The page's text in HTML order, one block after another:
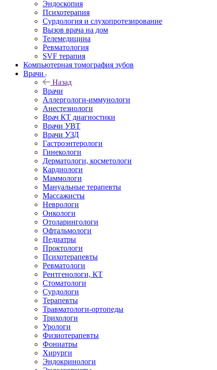
Эндоскопия
Психотерапия
Сурдология и слухопротезирование
Вызов врача на дом
Телемедицина
Ревматология
SVF терапия
Компьютерная томография зубов
Врачи
Назад
Врачи
Аллергологи-иммунологи
Анестезиологи
Врач КТ диагностики
Врачи УВТ
Врачи УЗД
Гастроэнтерологи
Гинекологи
Дерматологи, косметологи
Кардиологи
Маммологи
Мануальные терапевты
Массажисты
Неврологи
Онкологи
Отоларингологи
Офтальмологи
Педиатры
Проктологи
Психотерапевты
Ревматологи
Рентгенологи, КТ
Стоматологи
Сурдологи
Терапевты
Травматологи-ортопеды
Трихологи
Урологи
Физиотерапевты
Фониатры
Хирурги
Эндокринологи